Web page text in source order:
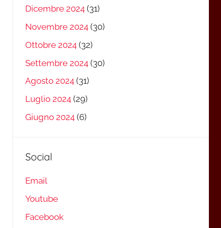
Dicembre 2024(31)
Novembre 2024(30)
Ottobre 2024(32)
Settembre 2024(30)
Agosto 2024(31)
Luglio 2024(29)
Giugno 2024(6)
Social
Email
Youtube
Facebook